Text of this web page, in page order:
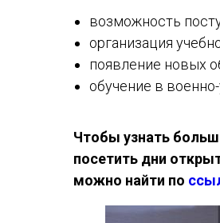
возможность
организация
появление новых
обучение в
Чтобы узнать
посетить дни
можно найти по